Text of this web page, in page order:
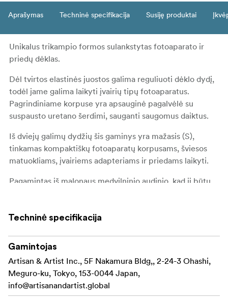
Aprašymas Techninė specifikacija Susiję produktai
Unikalus trikampio formos sulankstytas fotoaparato ir
priedų dėklas.
Dėl tvirtos elastinės juostos galima reguliuoti dėklo dydį,
todėl jame galima laikyti įvairių tipų fotoaparatus.
Pagrindiniame korpuse yra apsauginė pagalvėlė su
suspausto uretano šerdimi, sauganti saugomus daiktus.
Iš dviejų galimų dydžių šis gaminys yra mažasis (S),
tinkamas kompaktiškų fotoaparatų korpusams, šviesos
matuokliams, įvairiems adapteriams ir priedams laikyti.
Pagamintas iš malonaus medvilninio audinio, kad jį būtų
Pagaminta Japonijoje
Specifikacijos
mm
Medžiaga: Išorė: Medvilnė / vidus: Medžiaga:
Techninė specifikacija
Gamintojas
Artisan & Artist Inc., 5F Nakamura Bldg,, 2-24-3 Ohashi,
Meguro-ku, Tokyo, 153-0044 Japan,
info@artisanandartist.global